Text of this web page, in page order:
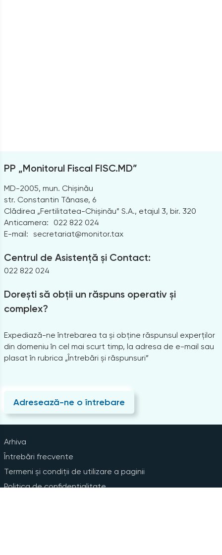
PP „Monitorul Fiscal FISC.MD”
MD-2005, mun. Chișinău
str. Constantin Tănase, 6
Clădirea „Fertilitatea-Chișinău” S.A., etajul 3, bir. 320
Anticamera:
022 822 024
E-mail: secretariat@monitor.tax
Centrul de Asistență și Contact:
022 822 024
Dorești să obții un răspuns operativ și
complex?
Expediază-ne întrebarea ta și obține răspunsul experților
din domeniu în cel mai scurt timp, la adresa de e-mail sau
plasat în rubrica „Întrebări și răspunsuri”
Adresează-ne o întrebare
Arhiva
Întrebări frecvente
Termeni și condiții de utilizare a paginii
Politica de confidențialitate